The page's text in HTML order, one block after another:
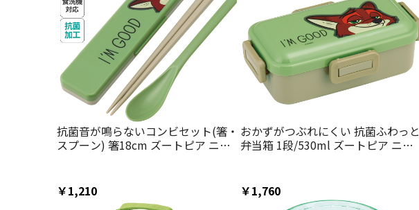
抗菌音が鳴らないコンビセット(箸・
スプーン) 箸18cm ズートピア ニッ
￥1,210
おかずがつぶれにくい 抗菌ふわっと
弁当箱 1段/530ml ズートピア ニッ
￥1,760